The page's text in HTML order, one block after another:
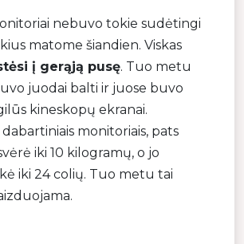
nebuvo tokie sudėtingi
matome šiandien. Viskas
į gerąją pusę. Tuo metu
juodai balti ir juose buvo
kineskopų ekranai.
monitoriais, pats
iki 10 kilogramų, o jo
iki 24 colių. Tuo metu tai